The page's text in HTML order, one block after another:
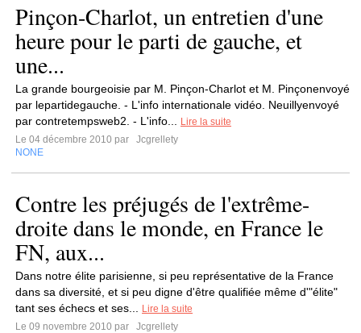
Pinçon-Charlot, un entretien d'une
heure pour le parti de gauche, et
une...
La grande bourgeoisie par M. Pinçon-Charlot et M. Pinçonenvoyé
par lepartidegauche. - L'info internationale vidéo. Neuillyenvoyé
par contretempsweb2. - L'info...
Lire la suite
Le 04 décembre 2010 par
Jcgrellety
NONE
Contre les préjugés de l'extrême-
droite dans le monde, en France le
FN, aux...
Dans notre élite parisienne, si peu représentative de la France
dans sa diversité, et si peu digne d'être qualifiée même d'"élite"
tant ses échecs et ses...
Lire la suite
Le 09 novembre 2010 par
Jcgrellety